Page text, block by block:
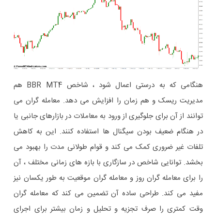
هنگامی که به درستی اعمال شود ، شاخص BBR MT4 هم
مدیریت ریسک و هم زمان را افزایش می دهد. معامله گران می
توانند از آن برای جلوگیری از ورود به معاملات در بازارهای جانبی یا
در هنگام ضعیف بودن سیگنال ها استفاده کنند. این به کاهش
تلفات غیر ضروری کمک می کند و قوام طولانی مدت را بهبود می
بخشد. توانایی شاخص در سازگاری با بازه های زمانی مختلف ، آن
را برای معامله گران روز و معامله گران موقعیت به طور یکسان نیز
مفید می کند. طراحی ساده آن تضمین می کند که معامله گران
وقت کمتری را صرف تجزیه و تحلیل و زمان بیشتر برای اجرای